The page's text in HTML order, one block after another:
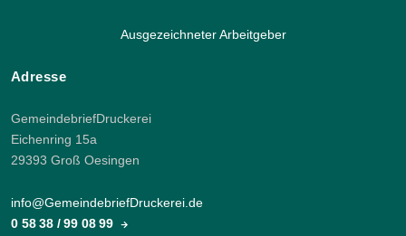
Ausgezeichneter Arbeitgeber
Adresse
GemeindebriefDruckerei
Eichenring 15a
29393 Groß Oesingen
info@GemeindebriefDruckerei.de
0 58 38 / 99 08 99